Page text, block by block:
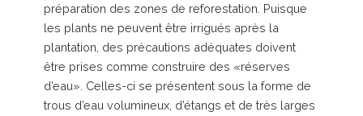
préparation des zones de reforestation. Puisque
les plants ne peuvent être irrigués après la
plantation, des précautions adéquates doivent
être prises comme construire des «réserves
d’eau». Celles-ci se présentent sous la forme de
trous d’eau volumineux, d’étangs et de très larges